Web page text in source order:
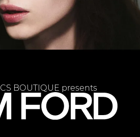
BOUTIQUE presents